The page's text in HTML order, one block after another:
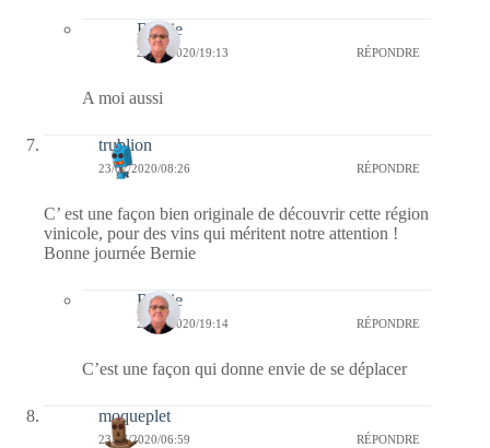
Bernie
23/07/2020/19:13 RÉPONDRE
A moi aussi
trublion
23/07/2020/08:26 RÉPONDRE
C’ est une façon bien originale de découvrir cette région
vinicole, pour des vins qui méritent notre attention !
Bonne journée Bernie
Bernie
23/07/2020/19:14 RÉPONDRE
C’est une façon qui donne envie de se déplacer
moqueplet
23/07/2020/06:59 RÉPONDRE